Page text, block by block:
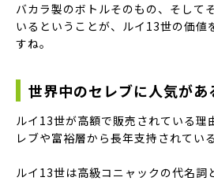
バカラ製のボトルそのもの、そして
いるということが、ルイ13世の価値
すね。
世界中のセレブに人気があ
ルイ13世が高額で販売されている理
レブや富裕層から長年支持されてい
ルイ13世は高級コニャックの代名詞